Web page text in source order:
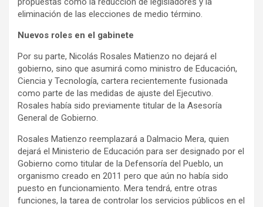
eliminación de las elecciones de medio término.
Nuevos roles en el gabinete
Por su parte, Nicolás Rosales Matienzo no dejará el
gobierno, sino que asumirá como ministro de Educación,
Ciencia y Tecnología, cartera recientemente fusionada
como parte de las medidas de ajuste del Ejecutivo.
Rosales había sido previamente titular de la Asesoría
General de Gobierno.
Rosales Matienzo reemplazará a Dalmacio Mera, quien
dejará el Ministerio de Educación para ser designado por el
Gobierno como titular de la Defensoría del Pueblo, un
organismo creado en 2011 pero que aún no había sido
puesto en funcionamiento. Mera tendrá, entre otras
funciones, la tarea de controlar los servicios públicos en el